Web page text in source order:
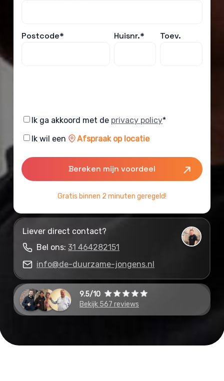
Postcode* Huisnr.* Toev.
Consent
Ik ga akkoord met de privacy policy*
Consent
Ik wil een Afspraak op locatie
Gratis binnen 2 minuten geregeld!
Liever direct contact?
Bel ons:31 464282151
info@de-duurzame-jongens.nl
9.5/10
Bekijk 567 reviews